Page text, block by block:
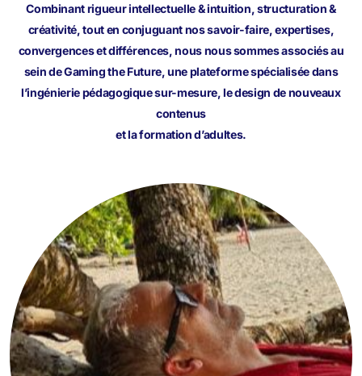
Combinant rigueur intellectuelle & intuition, structuration &
créativité, tout en conjuguant nos savoir-faire, expertises,
convergences et différences, nous nous sommes associés au
sein de Gaming the Future, une plateforme spécialisée dans
l’ingénierie pédagogique sur-mesure, le design de nouveaux
contenus
et la formation d’adultes.